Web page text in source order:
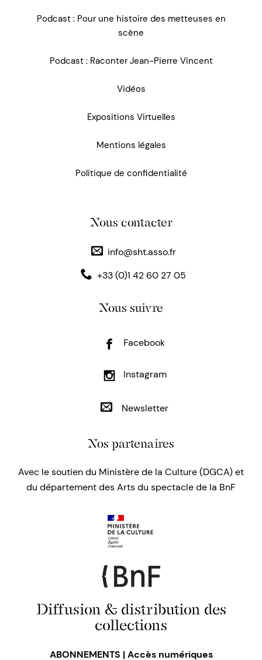
Podcast : Pour une histoire des metteuses en
scène
Podcast : Raconter Jean-Pierre Vincent
Vidéos
Expositions Virtuelles
Mentions légales
Politique de confidentialité
Nous contacter
info@sht.asso.fr
+33 (0)1 42 60 27 05
Nous suivre
Facebook
Instagram
Newsletter
Nos partenaires
Avec le soutien du Ministère de la Culture (DGCA) et
du département des Arts du spectacle de la BnF
Diffusion & distribution des
collections
ABONNEMENTS | Accès numériques